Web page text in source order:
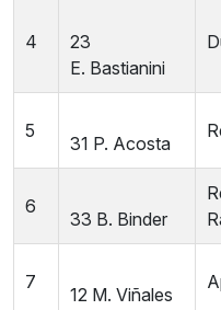
4
23
E. Bastianini
5
31 P. Acosta
6
33 B. Binder
7
12 M. Viñales